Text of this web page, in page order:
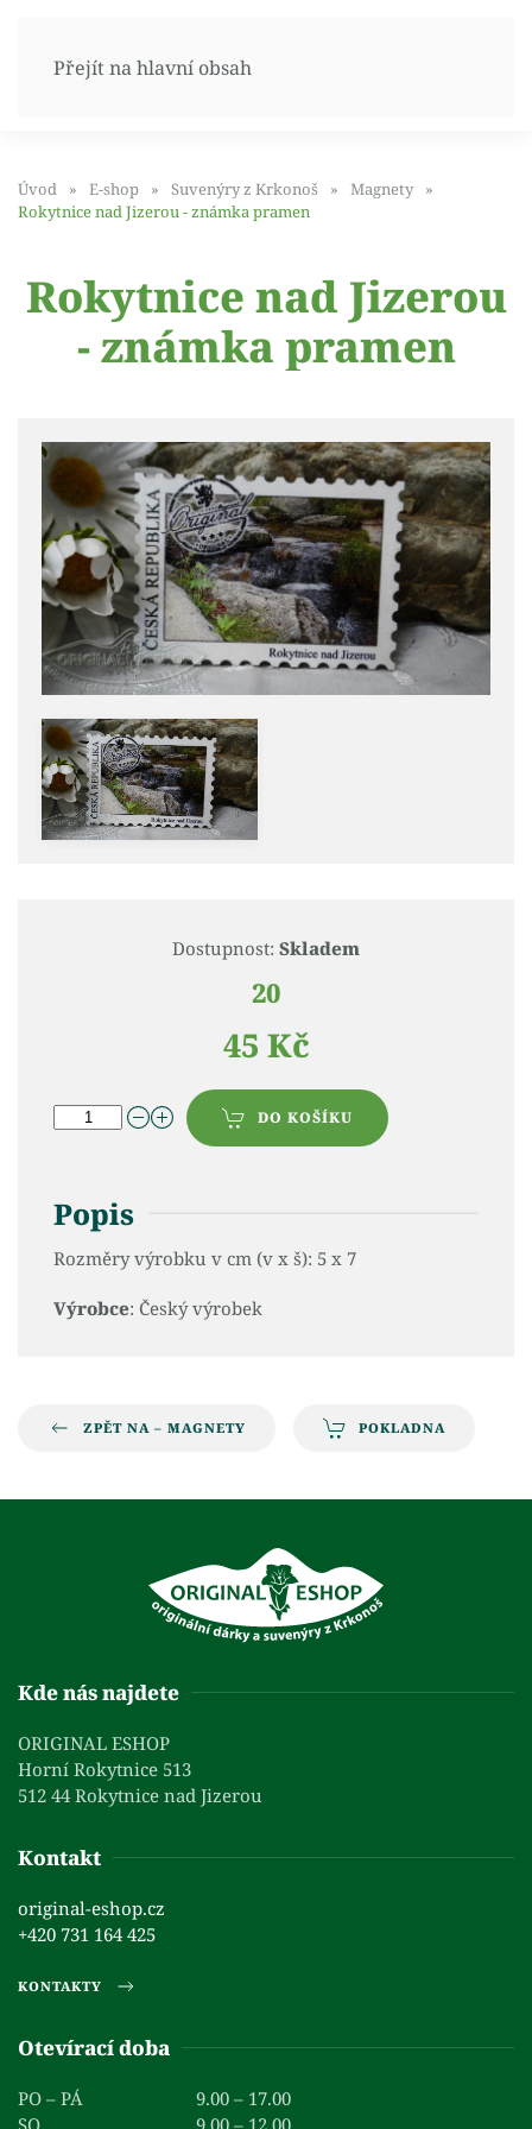
Přejít na hlavní obsah
Úvod E-shop Suvenýry z Krkonoš
Magnety
Rokytnice nad Jizerou - známka pramen
Rokytnice nad Jizerou
- známka pramen
Dostupnost: Skladem
20
45 Kč
DO KOŠÍKU
Popis
Rozměry výrobku v cm (v x š): 5 x 7
Výrobce: Český výrobek
ZPĚT NA – MAGNETY POKLADNA
Kde nás najdete
ORIGINAL ESHOP
Horní Rokytnice 513
512 44 Rokytnice nad Jizerou
Kontakt
original-eshop.cz
+420 731 164 425
KONTAKTY
Otevírací doba
PO – PÁ
9.00 – 17.00
SO
9.00 – 12.00